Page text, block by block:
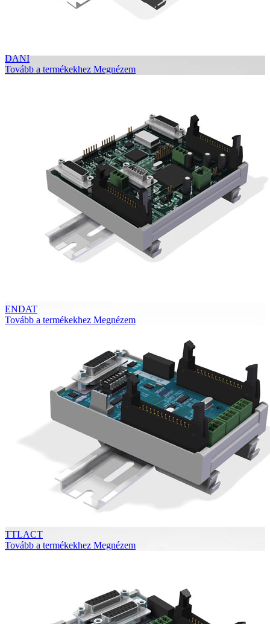
DANI
Tovább a termékekhez Megnézem
ENDAT
Tovább a termékekhez Megnézem
TTLACT
Tovább a termékekhez Megnézem